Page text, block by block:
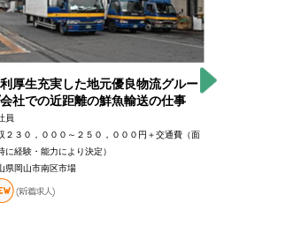
厚生充実した地元優良物流グルー
社での近距離の鮮魚輸送の仕事
員
２３０，０００～２５０，０００円＋交通費（面
に経験・能力により決定）
県岡山市南区市場